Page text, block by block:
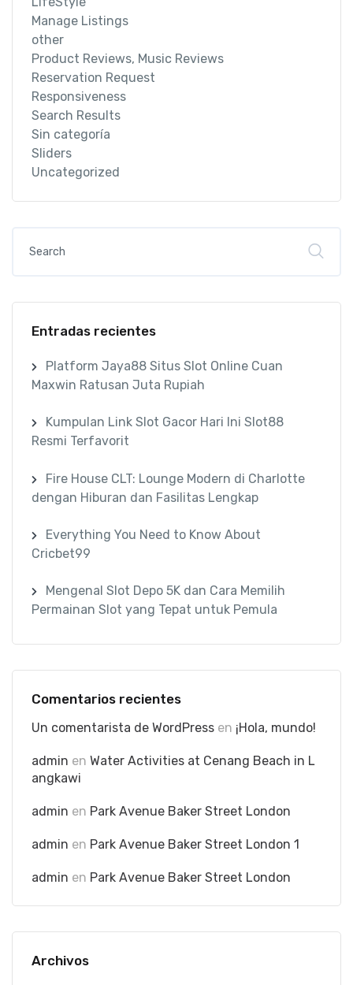
Manage Listings
other
Product Reviews, Music Reviews
Reservation Request
Responsiveness
Search Results
Sin categoría
Sliders
Uncategorized
Entradas recientes
Platform Jaya88 Situs Slot Online Cuan
Maxwin Ratusan Juta Rupiah
Kumpulan Link Slot Gacor Hari Ini Slot88
Resmi Terfavorit
Fire House CLT: Lounge Modern di Charlotte
dengan Hiburan dan Fasilitas Lengkap
Everything You Need to Know About
Cricbet99
Mengenal Slot Depo 5K dan Cara Memilih
Permainan Slot yang Tepat untuk Pemula
Comentarios recientes
Un comentarista de WordPress en ¡Hola, mundo!
admin en Water Activities at Cenang Beach in L
angkawi
admin en Park Avenue Baker Street London
admin en Park Avenue Baker Street London 1
admin en Park Avenue Baker Street London
Archivos